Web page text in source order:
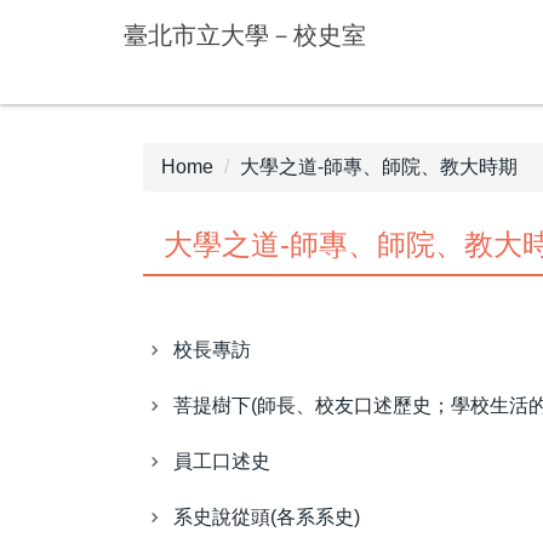
main
臺北市立大學－校史室
Home 大學之道-師專、師院、教大時期
大學之道-師專、師院、教大
校長專訪
菩提樹下(師長、校友口述歷史；學校生活
員工口述史
系史說從頭(各系系史)